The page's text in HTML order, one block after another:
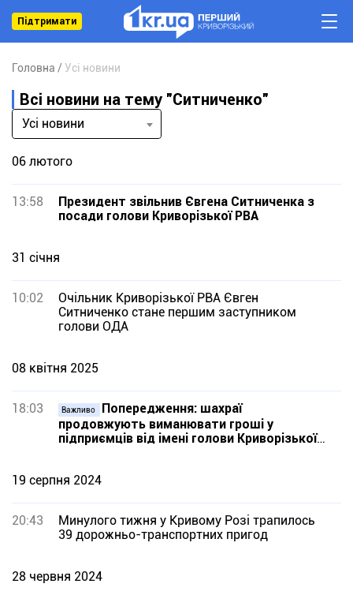
Підтримати
Головна Усі новини
Всі новини на тему "Ситниченко"
Усі новини
06 лютого
13:58
Президент звільнив Євгена Ситниченка з
посади голови Криворізької РВА
31 січня
10:02
Очільник Криворізької РВА Євген
Ситниченко стане першим заступником
голови ОДА
08 квітня 2025
18:03 Важливо
Попередження: шахраї
продовжують виманювати гроші у
підприємців від імені голови Криворізької
19 серпня 2024
20:43
Минулого тижня у Кривому Розі трапилось
39 дорожньо-транспортних пригод
28 червня 2024